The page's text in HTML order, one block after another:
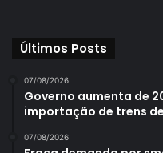
Últimos Posts
07/08/2026
Governo aumenta de
importação de trens
07/08/2026